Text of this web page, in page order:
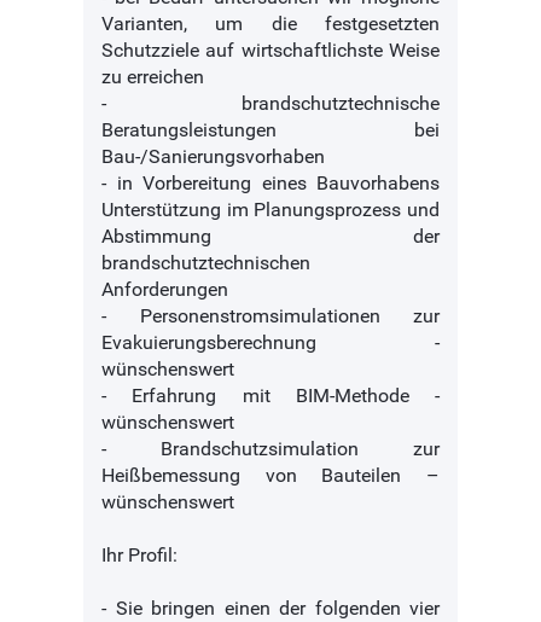
Varianten, um die festgesetzten
Schutzziele auf wirtschaftlichste Weise
zu erreichen
- brandschutztechnische
Beratungsleistungen bei
Bau-/Sanierungsvorhaben
- in Vorbereitung eines Bauvorhabens
Unterstützung im Planungsprozess und
Abstimmung der
brandschutztechnischen
Anforderungen
- Personenstromsimulationen zur
Evakuierungsberechnung -
wünschenswert
- Erfahrung mit BIM-Methode -
wünschenswert
- Brandschutzsimulation zur
Heißbemessung von Bauteilen –
wünschenswert
Ihr Profil:
- Sie bringen einen der folgenden vier